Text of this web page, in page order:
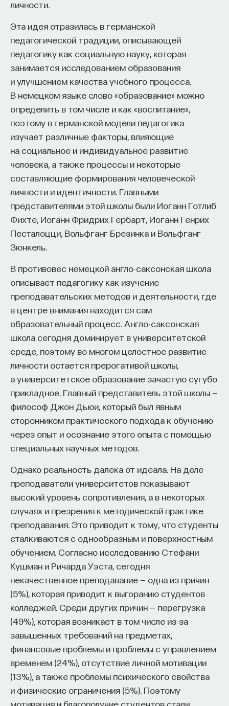
личности.
Эта идея отразилась в германской
педагогической традиции, описывающей
педагогику как социальную науку, которая
занимается исследованием образования
и улучшением качества учебного процесса.
В немецком языке слово «образование» можно
определить в том числе и как «воспитание»,
поэтому в германской модели педагогика
изучает различные факторы, влияющие
на социальное и индивидуальное развитие
человека, а также процессы и некоторые
составляющие формирования человеческой
личности и идентичности. Главными
представителями этой школы были Иоганн Готлиб
Фихте, Иоганн Фридрих Гербарт, Иоганн Генрих
Песталоцци, Вольфганг Брезинка и Вольфганг
Зюнкель.
В противовес немецкой англо-саксонская школа
описывает педагогику как изучение
преподавательских методов и деятельности, где
в центре внимания находится сам
образовательный процесс. Англо-саксонская
школа сегодня доминирует в университетской
среде, поэтому во многом целостное развитие
личности остается прерогативой школы,
а университетское образование зачастую сугубо
прикладное. Главный представитель этой школы —
философ Джон Дьюи, который был явным
сторонником практического подхода к обучению
через опыт и осознание этого опыта с помощью
специальных научных методов.
Однако реальность далека от идеала. На деле
преподаватели университетов показывают
высокий уровень сопротивления, а в некоторых
случаях и презрения к методической практике
преподавания. Это приводит к тому, что студенты
сталкиваются с однообразным и поверхностным
обучением. Согласно исследованию Стефани
Кушман и Ричарда Уэста, сегодня
некачественное преподавание — одна из причин
(5%), которая приводит к выгоранию студентов
колледжей. Среди других причин — перегрузка
(49%), которая возникает в том числе из-за
завышенных требований на предметах,
финансовые проблемы и проблемы с управлением
временем (24%), отсутствие личной мотивации
(13%), а также проблемы психического свойства
и физические ограничения (5%). Поэтому
мотивация и благополучие студентов стали
к сложному мышлению. Третья — развитие
общества, вклад в то, каким оно будет.
И четвертая — социальная эффективность,
то есть забота о том, как человек будет работать
за пределами университета и насколько
эффективным окажется в команде и профессии.
Университет не всегда может точно
предсказать, какие именно рабочие места ждут
выпускника, но сама эта оптика тоже остается
отдельной идеологией. В зависимости от того,
в какой из этих логик работает университет,
у него будут совершенно разные ответы
на вопрос о целях образования».
Университет должен строить
будущее
готовят элиту, и отсюда возникает образ сложно
мыслящего, сложно устроенного человека.
Но здесь возникает и другой, гораздо более
трудный вопрос: кто вообще формирует
целеполагание университета и кто задает тот
смысл, на который он работает? Мне кажется,
университет способен быть субъектом —
не просто выполнять внешний заказ,
а самостоятельно выбирать, на какое будущее
он работает. У него должна быть собственная
позиция: сначала определить, какое будущее
он хочет создавать, а затем разворачивать это
в своей деятельности. Когда университет
работает только под заказ, он занимает совсем
редкая возможность — мыслить на длинной
дистанции и реально влиять на будущее: на то,
как будет мыслить элита, как будет устроена
экономика и как в целом будет разворачиваться
общество».
Знание нельзя просто передать
«Сама проблема гораздо старше, чем может
показаться. Если преподаватель выдает задание,
студент перепоручает его нейросети, а потом
просто приносит готовый текст, это лишь делает
старую проблему совсем уж неустранимой.
Но и привычная университетская схема, в которой
преподаватель что-то рассказал, студент что-то
записал, а затем попытался пересказать это
наизусть, тоже почти не оставляет места для